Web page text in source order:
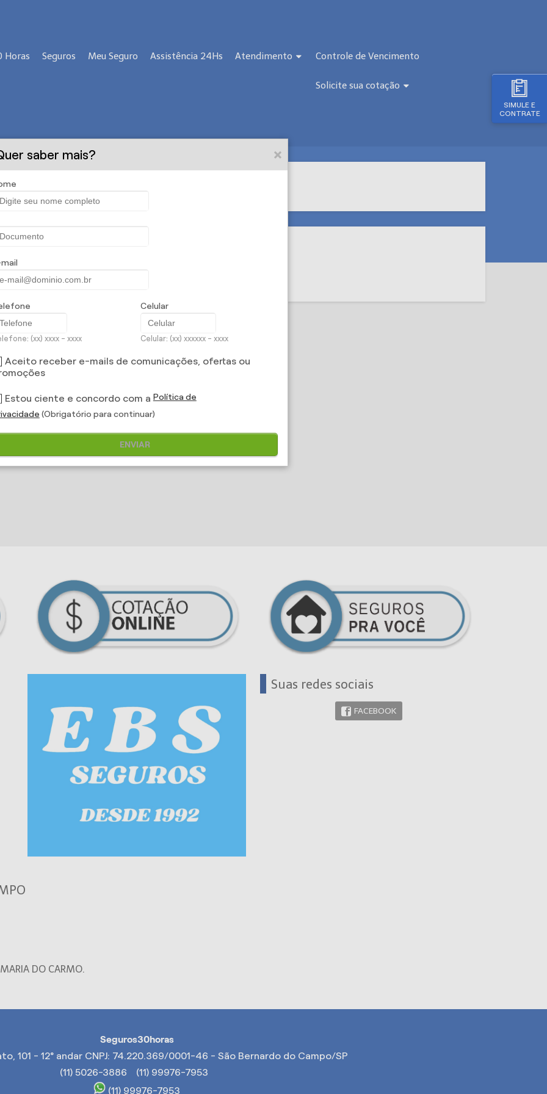
SIMULE E
CONTRATE
Horas Seguros Meu Seguro Assistência 24Hs Atendimento Controle de Vencimento
Solicite sua cotação
nas imagens abaixo para conhecer nossos produtos:
Suas redes sociais
FACEBOOK
DO CARMO.
Seguros30horas
101 - 12° andar CNPJ: 74.220.369/0001-46 - São Bernardo do Campo/SP
(11) 5026-3886
(11) 99976-7953
(11) 99976-7953
saber mais?
(xx) xxxx - xxxx
Celular
Celular: (xx) xxxxxx - xxxx
Aceito receber e-mails de comunicações, ofertas ou
Estou ciente e concordo com a Política de
(Obrigatório para continuar)
ENVIAR